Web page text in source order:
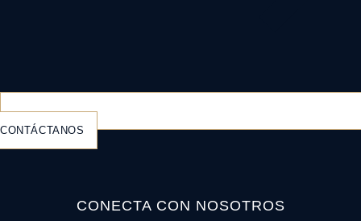
CONTÁCTANOS
CONECTA CON NOSOTROS